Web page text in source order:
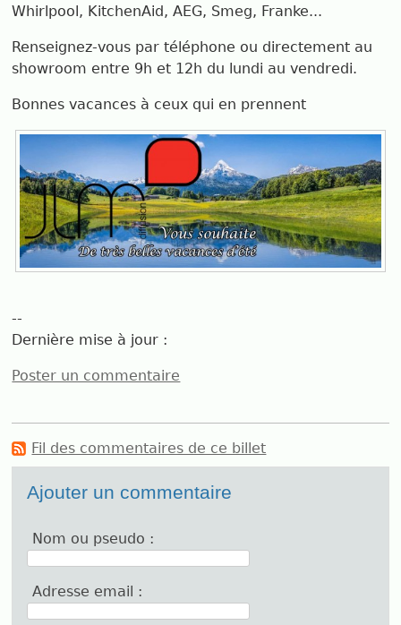
Whirlpool, KitchenAid, AEG, Smeg, Franke...
Renseignez-vous par téléphone ou directement au
showroom entre 9h et 12h du lundi au vendredi.
Bonnes vacances à ceux qui en prennent
--
Dernière mise à jour :
Poster un commentaire
Fil des commentaires de ce billet
Ajouter un commentaire
Nom ou pseudo :
Adresse email :